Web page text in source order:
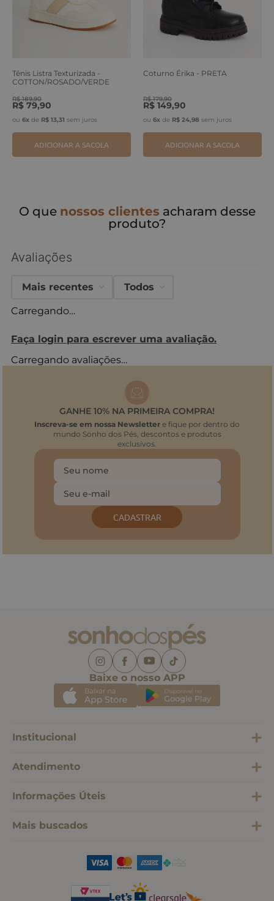
Tênis Listra Texturizada -
COTTON/ROSADO/VERDE
R$ 189,90
R$ 79,90
ou 6x de R$ 13,31 sem juros
ADICIONAR A SACOLA
Coturno Érika - PRETA
R$ 179,90
R$ 149,90
ou 6x de R$ 24,98 sem juros
ADICIONAR A SACOLA
O que nossos clientes acharam desse
produto?
Avaliações
Carregando…
Faça login para escrever uma avaliação.
Mais recentes Todos
Carregando avaliações…
GANHE 10% NA PRIMEIRA COMPRA!
Inscreva-se em nossa Newsletter e fique por dentro do
mundo Sonho dos Pés, descontos e produtos
exclusivos.
CADASTRAR
Baixe o nosso APP
Institucional
Atendimento
Informações Úteis
Mais buscados